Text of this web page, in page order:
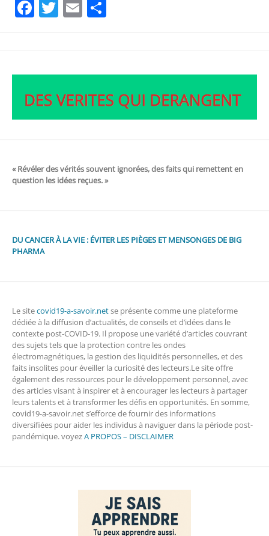
Facebook
Twitter
Email
« Révéler des vérités souvent ignorées, des faits qui remettent en
question les idées reçues. »
DU CANCER À LA VIE : ÉVITER LES PIÈGES ET MENSONGES DE BIG
PHARMA
Le sitecovid19-a-savoir.netse présente comme une plateforme
dédiée à la diffusion d’actualités, de conseils et d’idées dans le
contexte post-COVID-19. Il propose une variété d’articles couvrant
des sujets tels que la protection contre les ondes
électromagnétiques, la gestion des liquidités personnelles, et des
faits insolites pour éveiller la curiosité des lecteurs.Le site offre
également des ressources pour le développement personnel, avec
des articles visant à inspirer et à encourager les lecteurs à partager
leurs talents et à transformer les défis en opportunités. En somme,
covid19-a-savoir.net s’efforce de fournir des informations
diversifiées pour aider les individus à naviguer dans la période post-
pandémique. voyezA PROPOS – DISCLAIMER